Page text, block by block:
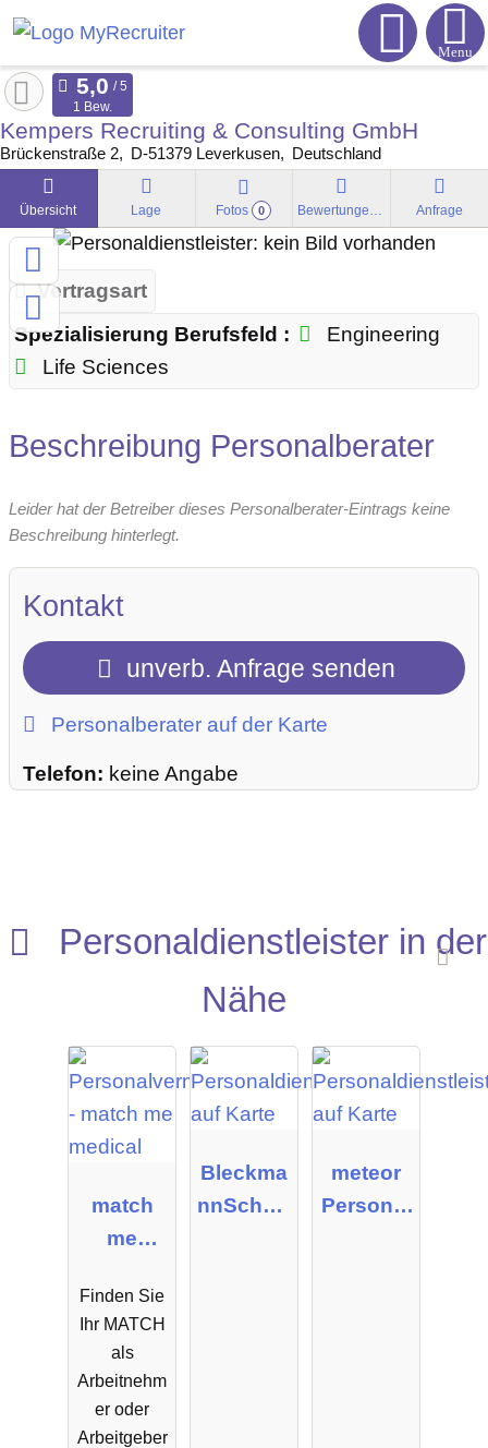
Menu
Kempers Recruiting & Consulting GmbH
Brückenstraße 2 D-51379 Leverkusen Deutschland
1 Bew.
Übersicht Lage Fotos 0 Bewertungen Anfrage
Vertragsart
Spezialisierung Berufsfeld :
Engineering
Life Sciences
Beschreibung Personalberater
Leider hat der Betreiber dieses Personalberater-Eintrags keine
Beschreibung hinterlegt.
Kontakt
unverb. Anfrage senden
Personalberater auf der Karte
Telefon: keine Angabe
Personaldienstleister in der
Nähe
match
me
Finden Sie
Ihr MATCH
als
Arbeitnehm
er oder
Arbeitgeber
Bleckma
nnSchulz
meteor
Personal